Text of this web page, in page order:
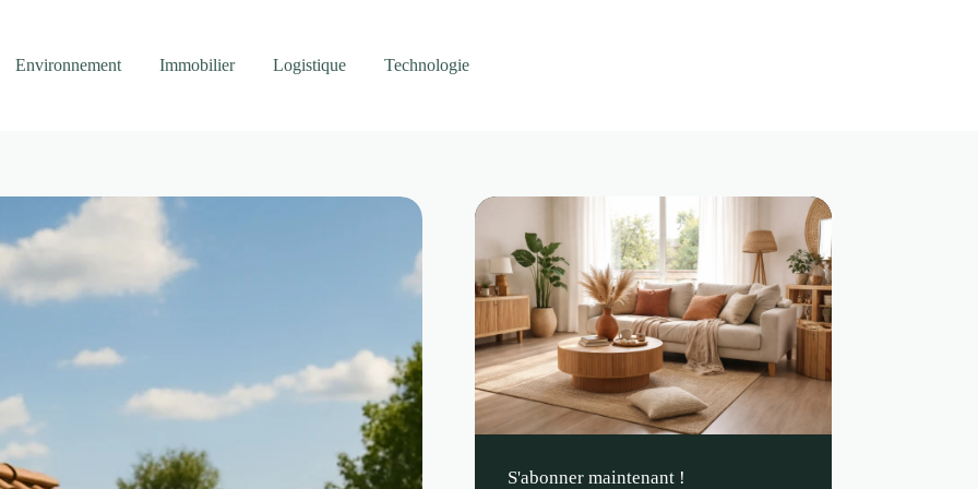
Environnement Immobilier Logistique Technologie
S'abonner maintenant !